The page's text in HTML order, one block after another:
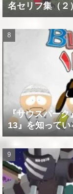
名セリフ集（２）
『サウスパー
13』を知ってい